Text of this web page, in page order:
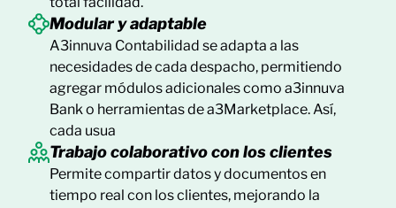
Modular y adaptable
A3innuva Contabilidad se adapta a las
necesidades de cada despacho, permitiendo
agregar módulos adicionales como a3innuva
Bank o herramientas de a3Marketplace. Así,
cada usua
Trabajo colaborativo con los clientes
Permite compartir datos y documentos en
tiempo real con los clientes, mejorando la